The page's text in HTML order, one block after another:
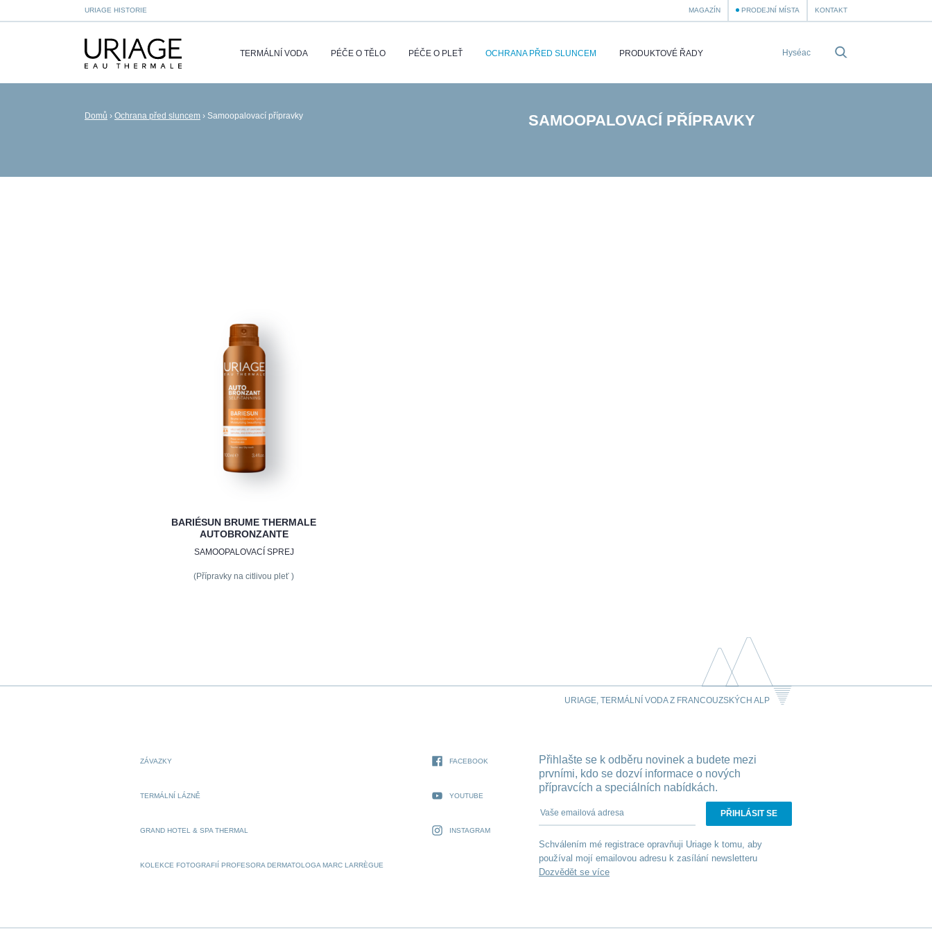
URIAGE HISTORIE MAGAZÍN PRODEJNÍ MÍSTA KONTAKT
TERMÁLNÍ VODA PÉČE O TĚLO PÉČE O PLEŤ OCHRANA PŘED SLUNCEM PRODUKTOVÉ ŘADY
Domů › Ochrana před sluncem › Samoopalovací přípravky SAMOOPALOVACÍ PŘÍPRAVKY
BARIÉSUN BRUME THERMALE
AUTOBRONZANTE
SAMOOPALOVACÍ SPREJ
(Přípravky na citlivou pleť )
URIAGE, TERMÁLNÍ VODA Z FRANCOUZSKÝCH ALP
ZÁVAZKY
TERMÁLNÍ LÁZNĚ
GRAND HOTEL & SPA THERMAL
KOLEKCE FOTOGRAFIÍ PROFESORA DERMATOLOGA MARC LARRÈGUE
FACEBOOK
YOUTUBE
INSTAGRAM
Přihlašte se k odběru novinek a budete mezi
prvními, kdo se dozví informace o nových
přípravcích a speciálních nabídkách.
Vaše emailová adresa
Schválením mé registrace opravňuji Uriage k tomu, aby
používal mojí emailovou adresu k zasílání newsletteru
Dozvědět se více